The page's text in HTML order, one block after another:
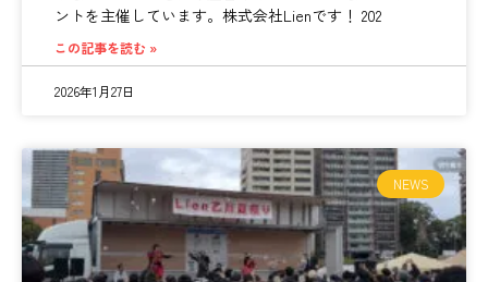
ントを主催しています。株式会社Lienです！ 202
この記事を読む »
2026年1月27日
NEWS